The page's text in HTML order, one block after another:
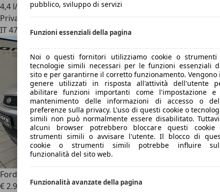
4,4 l/100 km (comb.)
Privato
IT 47121Forlì
Ford Fusion
€ 2.950
pubblico, sviluppo di servizi
Funzioni essenziali della pagina
Noi o questi fornitori utilizziamo cookie o strumenti
tecnologie simili necessari per le funzioni essenziali
sito e per garantirne il corretto funzionamento. Vengono
genere utilizzati in risposta all'attività dell'utente
abilitare funzioni importanti come l'impostazione
mantenimento delle informazioni di accesso o
preferenze sulla privacy. L'uso di questi cookie o
simili non può normalmente essere disabilitato.
alcuni browser potrebbero bloccare questi cookie
strumenti simili o avvisare l'utente. Il blocco di
cookie o strumenti simili potrebbe influire
funzionalità del sito web.
Funzionalità avanzate della pagina